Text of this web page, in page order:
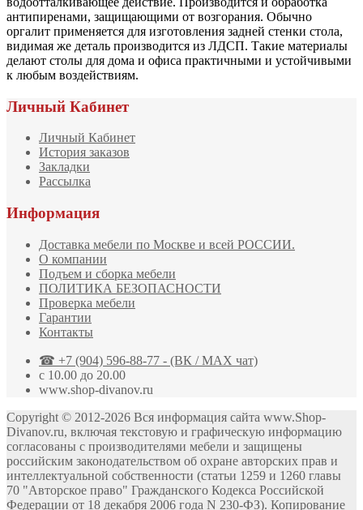
антипиренами, защищающими от возгорания. Обычно
оргалит применяется для изготовления задней стенки стола,
видимая же деталь производится из ЛДСП. Такие материалы
делают столы для дома и офиса практичными и устойчивыми
к любым воздействиям.
Личный Кабинет
Личный Кабинет
История заказов
Закладки
Рассылка
Информация
Доставка мебели по Москве и всей РОССИИ.
О компании
Подъем и сборка мебели
ПОЛИТИКА БЕЗОПАСНОСТИ
Проверка мебели
Гарантии
Контакты
☎ +7 (904) 596-88-77 - (ВК / MAX чат)
с 10.00 до 20.00
www.shop-divanov.ru
Copyright © 2012-2026 Вся информация сайта www.Shop-
Divanov.ru, включая текстовую и графическую информацию
согласованы с производителями мебели и защищены
российским законодательством об охране авторских прав и
интеллектуальной собственности (статьи 1259 и 1260 главы
70 "Авторское право" Гражданского Кодекса Российской
Федерации от 18 декабря 2006 года N 230-ФЗ). Копирование